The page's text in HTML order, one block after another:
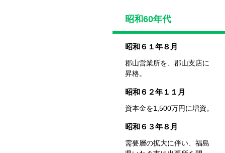
昭和60年代
昭和６１年８月
郡山営業所を、郡山支店に
昇格。
昭和６２年１１月
資本金を1,500万円に増資。
昭和６３年８月
需要層の拡大に伴い、 福島